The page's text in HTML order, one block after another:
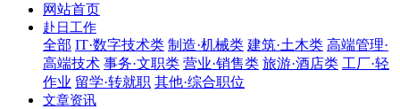
网站首页
赴日工作
全部 IT·数字技术类 制造·机械类 建筑·土木类 高端管理·
高端技术 事务·文职类 营业·销售类 旅游·酒店类 工厂·轻
作业 留学·转就职 其他·综合职位
文章资讯